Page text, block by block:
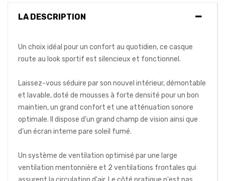
LA DESCRIPTION
Un choix idéal pour un confort au quotidien, ce casque
route au look sportif est silencieux et fonctionnel.
Laissez-vous séduire par son nouvel intérieur, démontable
et lavable, doté de mousses à forte densité pour un bon
maintien, un grand confort et une atténuation sonore
optimale. Il dispose d'un grand champ de vision ainsi que
d’un écran interne pare soleil fumé.
Un système de ventilation optimisé par une large
ventilation mentonnière et 2 ventilations frontales qui